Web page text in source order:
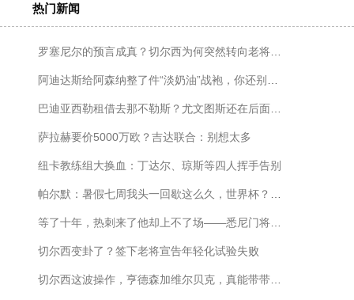
热门新闻
罗塞尼尔的预言成真？切尔西为何突然转向老将，从维尔贝克到亨德森
阿迪达斯给阿森纳整了件“淡奶油”战袍，你还别说，挺好看
巴迪亚西勒租借去那不勒斯？尤文图斯还在后面盯着呢
萨拉赫要价5000万欧？吉达联合：别想太多
纽卡教练组大换血：丁达尔、琼斯等四人挥手告别
帕尔默：暑假七周我头一回歇这么久，世界杯？英格兰踢墨西哥那场，我中场就睡着了
等了十年，热刺来了他却上不了场——悉尼门将的三次手术与一场遗憾
切尔西变卦了？签下老将宣告年轻化试验失败
切尔西这波操作，亨德森加维尔贝克，真能带带年轻人？